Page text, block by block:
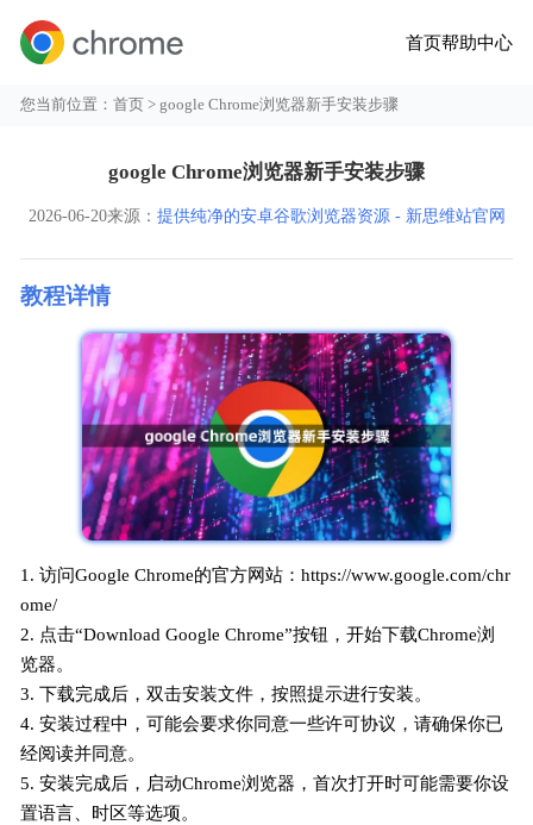
首页帮助中心
您当前位置：首页 > google Chrome浏览器新手安装步骤
google Chrome浏览器新手安装步骤
2026-06-20来源： 提供纯净的安卓谷歌浏览器资源 - 新思维站官网
教程详情
1. 访问Google Chrome的官方网站：https://www.google.com/chr
ome/
2. 点击“Download Google Chrome”按钮，开始下载Chrome浏
览器。
3. 下载完成后，双击安装文件，按照提示进行安装。
4. 安装过程中，可能会要求你同意一些许可协议，请确保你已
经阅读并同意。
5. 安装完成后，启动Chrome浏览器，首次打开时可能需要你设
置语言、时区等选项。